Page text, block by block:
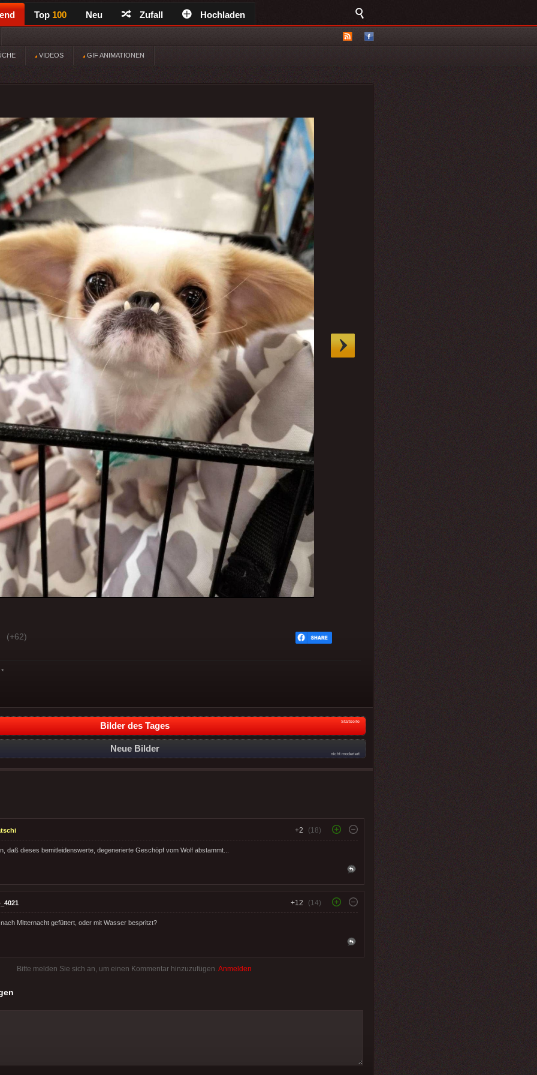
Top 100 Neu Zufall Hochladen
VIDEOS GIF ANIMATIONEN
(+62)
Bilder des Tages Startseite
Neue Bilder
nicht moderiert
+2 (18)
daß dieses bemitleidenswerte, degenerierte Geschöpf vom Wolf abstammt...
+12 (14)
Mitternacht gefüttert, oder mit Wasser bespritzt?
Bitte melden Sie sich an, um einen Kommentar hinzuzufügen. Anmelden